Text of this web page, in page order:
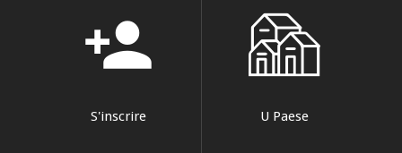
person_add
S'inscrire U Paese